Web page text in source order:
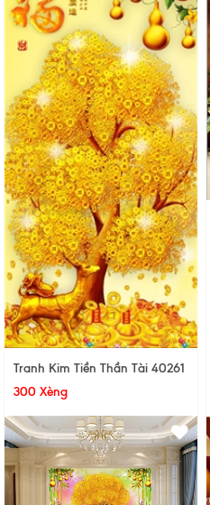
Tranh Kim Tiền Thần Tài 40261
300 Xèng